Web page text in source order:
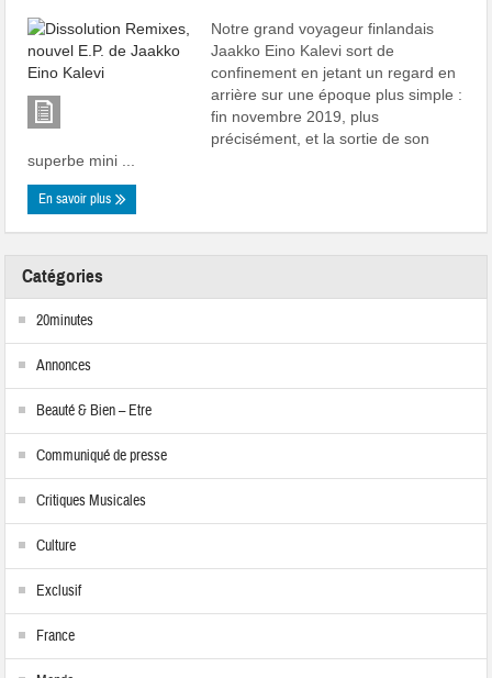
Notre grand voyageur finlandais
Jaakko Eino Kalevi sort de
confinement en jetant un regard en
arrière sur une époque plus simple :
fin novembre 2019, plus
précisément, et la sortie de son
superbe mini ...
En savoir plus
Catégories
20minutes
Annonces
Beauté & Bien – Etre
Communiqué de presse
Critiques Musicales
Culture
Exclusif
France